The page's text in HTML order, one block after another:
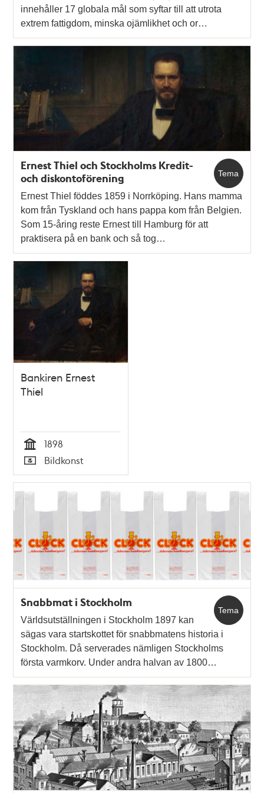
innehåller 17 globala mål som syftar till att utrota
extrem fattigdom, minska ojämlikhet och or…
Tema
Ernest Thiel och Stockholms Kredit-
och diskontoförening
Ernest Thiel föddes 1859 i Norrköping. Hans mamma
kom från Tyskland och hans pappa kom från Belgien.
Som 15-åring reste Ernest till Hamburg för att
praktisera på en bank och så tog…
Bankiren Ernest
Thiel
Tid
1898
Typ
Bildkonst
Tema
Snabbmat i Stockholm
Världsutställningen i Stockholm 1897 kan
sägas vara startskottet för snabbmatens historia i
Stockholm. Då serverades nämligen Stockholms
första varmkorv. Under andra halvan av 1800…